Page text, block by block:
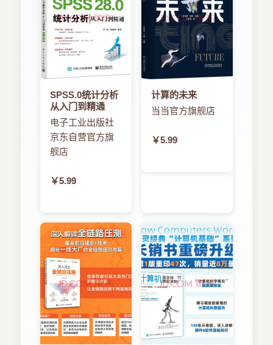
SPSS.0统计分析
从入门到精通
电子工业出版社
京东自营官方旗
舰店
￥5.99
计算的未来
当当官方旗舰店
￥5.99